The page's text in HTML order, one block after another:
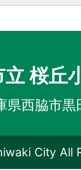
桜丘
西脇市黒
City All